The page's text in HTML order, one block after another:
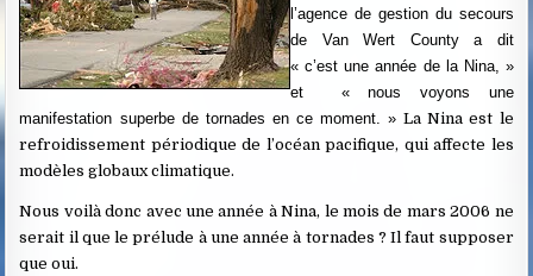
l’agence de gestion du secours
de Van Wert County a dit
« c’est une année de la Nina, »
et « nous voyons une
manifestation superbe de tornades en ce moment. »La Nina est le
refroidissement périodique de l’océan pacifique, qui affecte les
modèles globaux climatique.
Nous voilà donc avec une année à Nina, le mois de mars 2006 ne
serait il que le prélude à une année à tornades ? Il faut supposer
que oui.